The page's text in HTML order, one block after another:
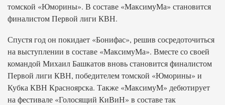
томской «Юморины». В составе «МаксимуМа» становится
финалистом Первой лиги КВН.
Спустя год он покидает «Бонифас», решив сосредоточиться
на выступлении в составе «МаксимуМа». Вместе со своей
командой Михаил Башкатов вновь становится финалистом
Первой лиги КВН, победителем томской «Юморины» и
Кубка КВН Красноярска. Также «МаксимуМ» дебютирует
на фестивале «Голосящий КиВиН» в составе так